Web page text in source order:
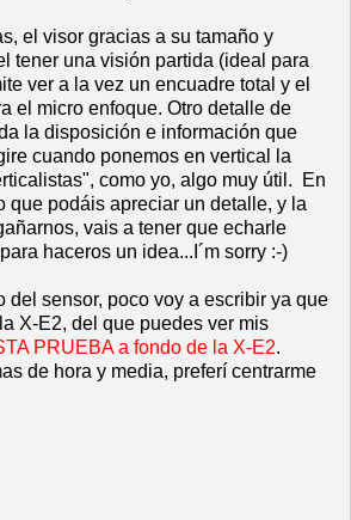
el visor gracias a su tamaño y
tener una visión partida (ideal para
ver a la vez un encuadre total y el
el micro enfoque. Otro detalle de
la disposición e información que
cuando ponemos en vertical la
como yo, algo muy útil. En
que podáis apreciar un detalle, y la
vais a tener que echarle
haceros un idea...I´m sorry :-)
del sensor, poco voy a escribir ya que
X-E2, del que puedes ver mis
PRUEBA a fondo de la X-E2.
de hora y media, preferí centrarme